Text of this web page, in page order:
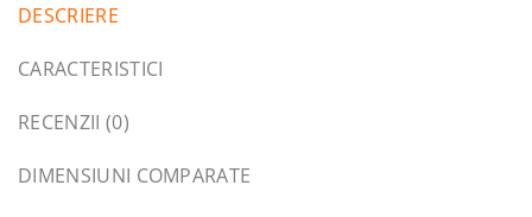
DESCRIERE
CARACTERISTICI
RECENZII (0)
DIMENSIUNI COMPARATE